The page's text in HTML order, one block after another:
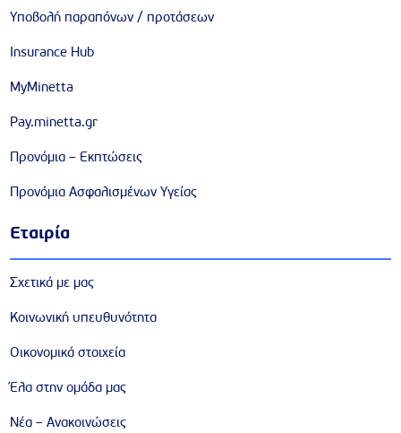
Υποβολή παραπόνων / προτάσεων
Insurance Hub
MyMinetta
Pay.minetta.gr
Προνόμια – Εκπτώσεις
Προνόμια Ασφαλισμένων Υγείας
Εταιρία
Σχετικά με μας
Κοινωνική υπευθυνότητα
Οικονομικά στοιχεία
Έλα στην ομάδα μας
Νέα – Ανακοινώσεις